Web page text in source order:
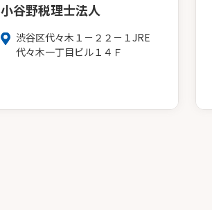
小谷野税理士法人
渋谷区代々木１－２２－１JRE
代々木一丁目ビル１４Ｆ